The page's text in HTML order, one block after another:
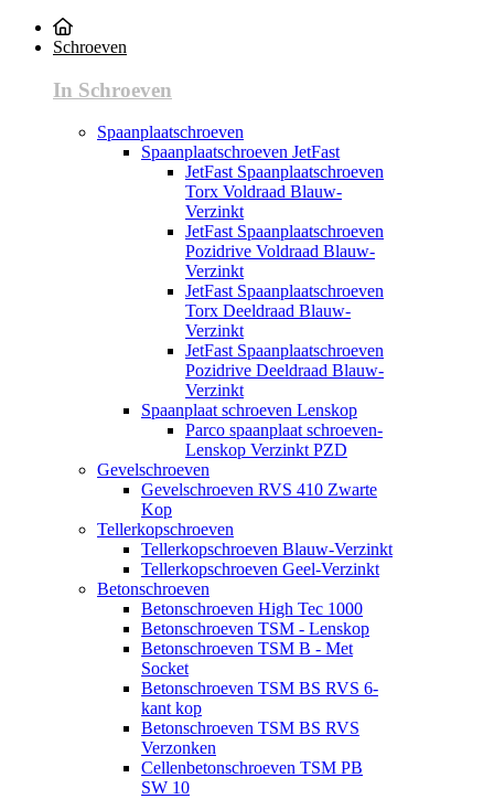
Schroeven
In Schroeven
Spaanplaatschroeven
Spaanplaatschroeven JetFast
JetFast Spaanplaatschroeven
Torx Voldraad Blauw-
Verzinkt
JetFast Spaanplaatschroeven
Pozidrive Voldraad Blauw-
Verzinkt
JetFast Spaanplaatschroeven
Torx Deeldraad Blauw-
Verzinkt
JetFast Spaanplaatschroeven
Pozidrive Deeldraad Blauw-
Verzinkt
Spaanplaat schroeven Lenskop
Parco spaanplaat schroeven-
Lenskop Verzinkt PZD
Gevelschroeven
Gevelschroeven RVS 410 Zwarte
Kop
Tellerkopschroeven
Tellerkopschroeven Blauw-Verzinkt
Tellerkopschroeven Geel-Verzinkt
Betonschroeven
Betonschroeven High Tec 1000
Betonschroeven TSM - Lenskop
Betonschroeven TSM B - Met
Socket
Betonschroeven TSM BS RVS 6-
kant kop
Betonschroeven TSM BS RVS
Verzonken
Cellenbetonschroeven TSM PB
SW 10